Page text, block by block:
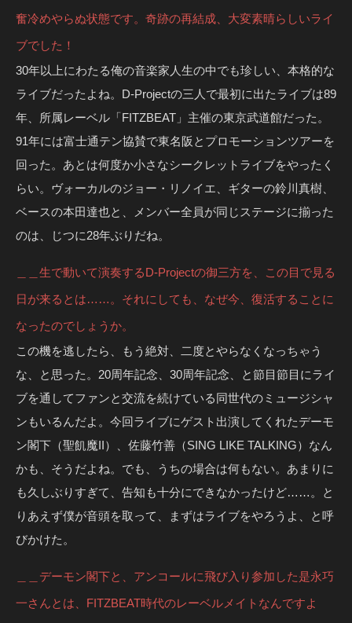
奮冷めやらぬ状態です。奇跡の再結成、大変素晴らしいライ
ブでした！
30年以上にわたる俺の音楽家人生の中でも珍しい、本格的な
ライブだったよね。D-Projectの三人で最初に出たライブは89
年、所属レーベル「FITZBEAT」主催の東京武道館だった。
91年には富士通テン協賛で東名阪とプロモーションツアーを
回った。あとは何度か小さなシークレットライブをやったく
らい。ヴォーカルのジョー・リノイエ、ギターの鈴川真樹、
ベースの本田達也と、メンバー全員が同じステージに揃った
のは、じつに28年ぶりだね。
＿＿生で動いて演奏するD-Projectの御三方を、この目で見る
日が来るとは……。それにしても、なぜ今、復活することに
なったのでしょうか。
この機を逃したら、もう絶対、二度とやらなくなっちゃう
な、と思った。20周年記念、30周年記念、と節目節目にライ
ブを通してファンと交流を続けている同世代のミュージシャ
ンもいるんだよ。今回ライブにゲスト出演してくれたデーモ
ン閣下（聖飢魔II）、佐藤竹善（SING LIKE TALKING）なん
かも、そうだよね。でも、うちの場合は何もない。あまりに
も久しぶりすぎて、告知も十分にできなかったけど……。と
りあえず僕が音頭を取って、まずはライブをやろうよ、と呼
びかけた。
＿＿デーモン閣下と、アンコールに飛び入り参加した是永巧
一さんとは、FITZBEAT時代のレーベルメイトなんですよ